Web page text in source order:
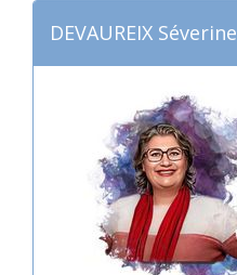
DEVAUREIX Séverine